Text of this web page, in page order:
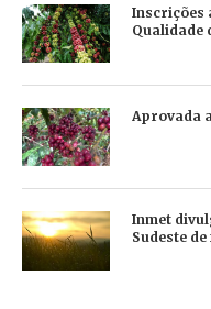
Inscrições
Qualidade
Aprovada
Inmet
Sudeste